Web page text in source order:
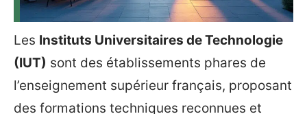
Les Instituts Universitaires de Technologie
(IUT) sont des établissements phares de
l’enseignement supérieur français, proposant
des formations techniques reconnues et